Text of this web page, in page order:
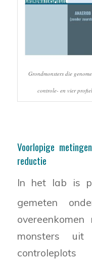
Grondmonsters die
controle- en vier
Voorlopige
reductie
In het lab is
gemeten
monsters